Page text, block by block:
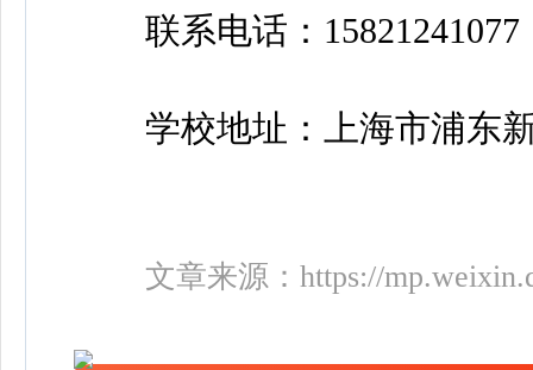
联系电话：15821241077
学校地址：上海市浦东新
文章来源： https://